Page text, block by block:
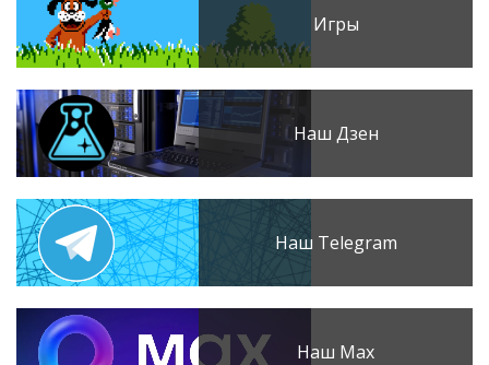
Игры
Наш Дзен
Наш Telegram
Наш Max